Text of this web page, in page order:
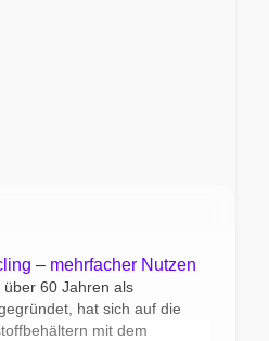
– mehrfacher Nutzen
60 Jahren als
hat sich auf die
mit dem